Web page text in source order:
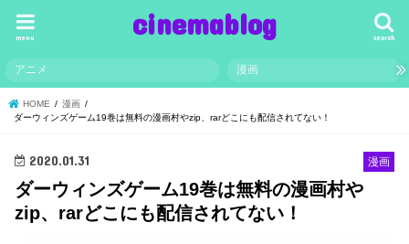
cinemablog search
menu
アニメ 漫画
HOME
漫画
ダーウィンズゲーム19巻は無料の漫画村やzip、rarどこにも配信されてない！
漫画
2020.01.31
ダーウィンズゲーム19巻は無料の漫画村や
zip、rarどこにも配信されてない！